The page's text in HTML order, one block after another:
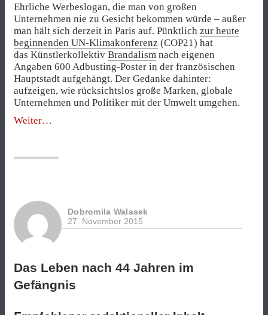
Ehrliche Werbeslogan, die man von großen
Unternehmen nie zu Gesicht bekommen würde – außer
man hält sich derzeit in Paris auf. Pünktlich zur heute
beginnenden UN-Klimakonferenz (COP21) hat
das Künstlerkollektiv Brandalism nach eigenen
Angaben 600 Adbusting-Poster in der französischen
Hauptstadt aufgehängt. Der Gedanke dahinter:
aufzeigen, wie rücksichtslos große Marken, globale
Unternehmen und Politiker mit der Umwelt umgehen.
Weiter„Brandalism-
vor
Dobromila Walasek
27. November 2015
Das Leben nach 44 Jahren im
Gefängnis